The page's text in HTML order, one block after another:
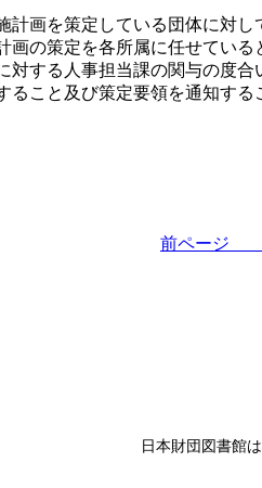
計画を策定している団体に対
画の策定を各所属に任せてい
対する人事担当課の関与の度
ること及び策定要領を通知す
前ペー
日本財団図書館